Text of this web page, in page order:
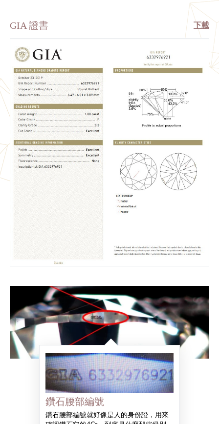
GIA 證書 下載
鑽石腰部編號
鑽石腰部編號就好像是人的身份證，用來